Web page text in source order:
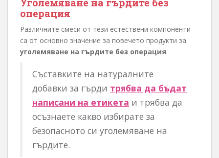
Уголемяване на гърдите без
операция
Различните смеси от тези естествени компоненти
са от основно значение за повечето продукти за
уголемяване на гърдите без операция.
Съставките на натуралните
добавки за гърди трябва да бъдат
написани на етикета и трябва да
осъзнаете какво избирате за
безопасното си уголемяване на
гърдите.